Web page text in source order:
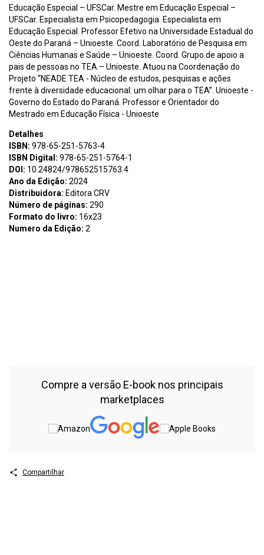
Educação Especial – UFSCar. Mestre em Educação Especial –
UFSCar. Especialista em Psicopedagogia. Especialista em
Educação Especial. Professor Efetivo na Universidade Estadual do
Oeste do Paraná – Unioeste. Coord. Laboratório de Pesquisa em
Ciências Humanas e Saúde – Unioeste. Coord. Grupo de apoio a
pais de pessoas no TEA – Unioeste. Atuou na Coordenação do
Projeto “NEADE TEA - Núcleo de estudos, pesquisas e ações
frente à diversidade educacional: um olhar para o TEA”. Unioeste -
Governo do Estado do Paraná. Professor e Orientador do
Mestrado em Educação Física - Unioeste
Detalhes
ISBN: 978-65-251-5763-4
ISBN Digital: 978-65-251-5764-1
DOI: 10.24824/978652515763.4
Ano da Edição: 2024
Distribuidora: Editora CRV
Número de páginas: 290
Formato do livro: 16x23
Numero da Edição: 2
Compre a versão E-book nos principais
marketplaces
Compartilhar